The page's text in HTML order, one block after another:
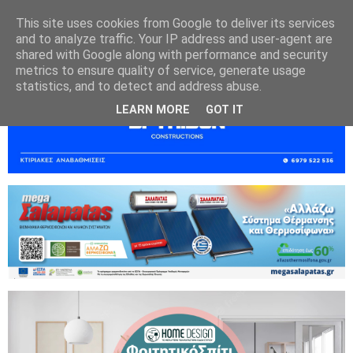
This site uses cookies from Google to deliver its services
and to analyze traffic. Your IP address and user-agent are
shared with Google along with performance and security
metrics to ensure quality of service, generate usage
statistics, and to detect and address abuse.
LEARN MORE GOT IT